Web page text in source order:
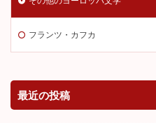
フランツ・カフカ
最近の投稿